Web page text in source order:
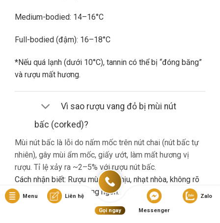
Medium-bodied: 14–16°C
Full-bodied (đậm): 16–18°C
*Nếu quá lạnh (dưới 10°C), tannin có thể bị “đóng băng”
và rượu mất hương.
Vì sao rượu vang đỏ bị mùi nút
bấc (corked)?
Mùi nút bấc là lỗi do nấm mốc trên nút chai (nút bấc tự
nhiên), gây mùi ẩm mốc, giấy ướt, làm mất hương vị
rượu. Tỉ lệ xảy ra ~2–5% với rượu nút bấc.
Cách nhận biết: Rượu mùi khó chịu, nhạt nhòa, không rõ
hương trái cây dù là vang ngon.
Nếu gặp lỗi này, bạn nên liên hệ cửa hàng đổi trả (nếu có
Menu Liên hệ
Gọi ngay Messenger
Zalo